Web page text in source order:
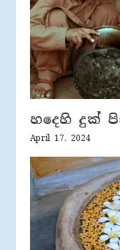
හදෙහි දුක්
April 17, 2024